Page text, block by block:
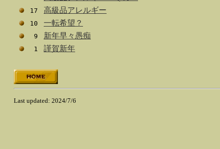
17 高級品アレルギー
10 一転希望？
9 新年早々愚痴
1 謹賀新年
Last updated: 2024/7/6